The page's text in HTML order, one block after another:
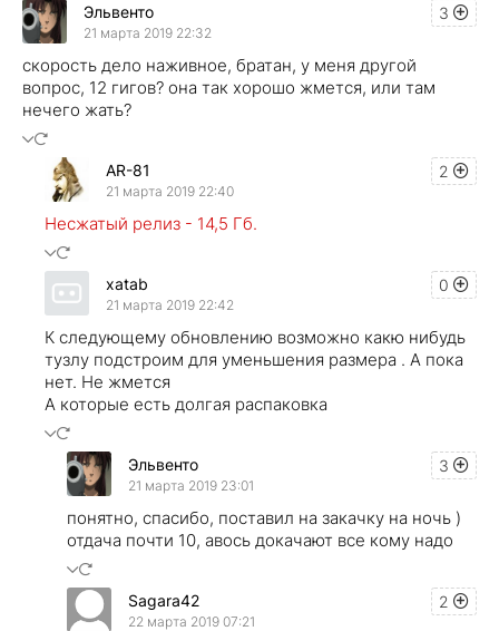
3
Эльвенто
21 марта 2019 22:32
скорость дело наживное, братан, у меня другой
вопрос, 12 гигов? она так хорошо жмется, или там
нечего жать?
2
AR-81
21 марта 2019 22:40
Несжатый релиз - 14,5 Гб.
0
xatab
21 марта 2019 22:42
К следующему обновлению возможно какю нибудь
тузлу подстроим для уменьшения размера . А пока
нет. Не жмется
А которые есть долгая распаковка
3
Эльвенто
21 марта 2019 23:01
понятно, спасибо, поставил на закачку на ночь )
отдача почти 10, авось докачают все кому надо
2
Sagara42
22 марта 2019 07:21